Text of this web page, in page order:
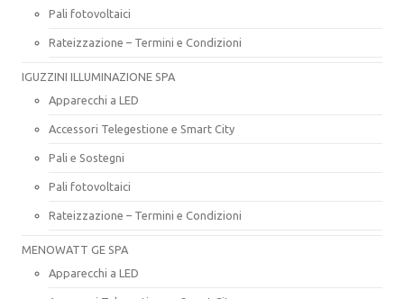
Pali fotovoltaici
Rateizzazione – Termini e Condizioni
IGUZZINI ILLUMINAZIONE SPA
Apparecchi a LED
Accessori Telegestione e Smart City
Pali e Sostegni
Pali fotovoltaici
Rateizzazione – Termini e Condizioni
MENOWATT GE SPA
Apparecchi a LED